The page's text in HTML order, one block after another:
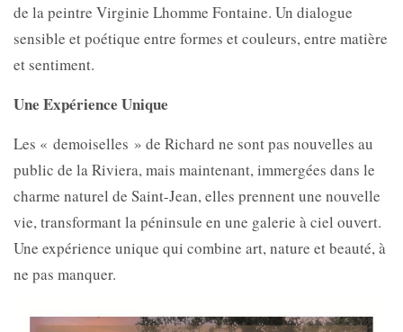
de la peintre Virginie Lhomme Fontaine. Un dialogue
sensible et poétique entre formes et couleurs, entre matière
et sentiment.
Une Expérience Unique
Les « demoiselles » de Richard ne sont pas nouvelles au
public de la Riviera, mais maintenant, immergées dans le
charme naturel de Saint-Jean, elles prennent une nouvelle
vie, transformant la péninsule en une galerie à ciel ouvert.
Une expérience unique qui combine art, nature et beauté, à
ne pas manquer.